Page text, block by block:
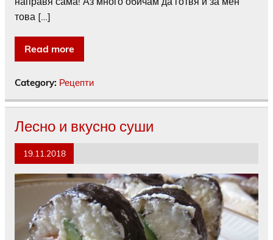
това […]
Read more
Category: Рецепти
Лесно и вкусно суши
19.11.2018